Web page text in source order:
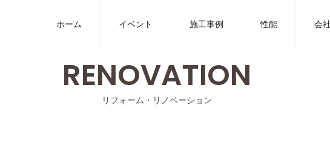
ホーム イベント 施工事例 性能 会
RENOVATION
リフォーム・リノベーション